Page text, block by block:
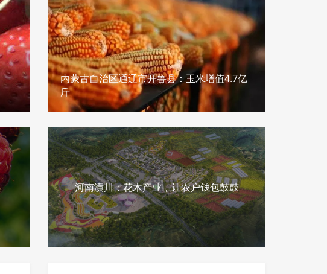
新疆麦依村樱桃，也是“美人”
内蒙古自治区通辽市开鲁县：玉米增值4.7亿
斤
河南潢川：花木产业，让农户钱包鼓鼓